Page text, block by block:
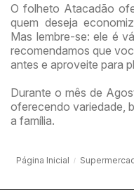
O folheto Atacadão
quem deseja
Mas lembre-se: ele é
recomendamos que
antes e aproveite para
Durante o mês de
oferecendo variedade,
a família.
Página Inicial